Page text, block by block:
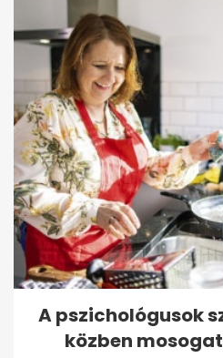
A pszichológusok
közben